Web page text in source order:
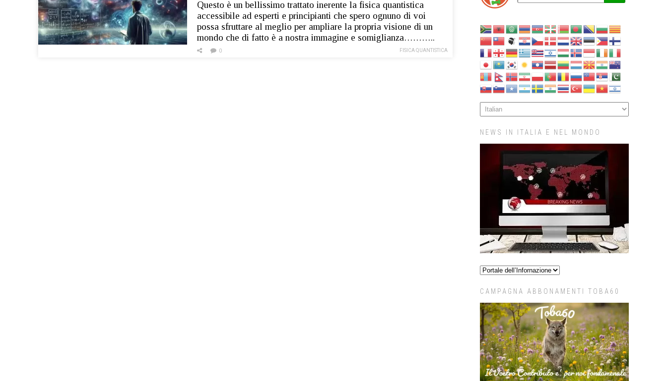
Questo è un bellissimo trattato inerente la fisica quantistica
accessibile ad esperti e principianti che spero ognuno di voi
possa sfruttare al meglio per ampliare la propria visione di un
mondo che di fatto è a nostra immagine e somiglianza………..
FISICA QUANTISTICA
0
NEWS IN ITALIA E NEL MONDO
CAMPAGNA ABBONAMENTI TOBA60